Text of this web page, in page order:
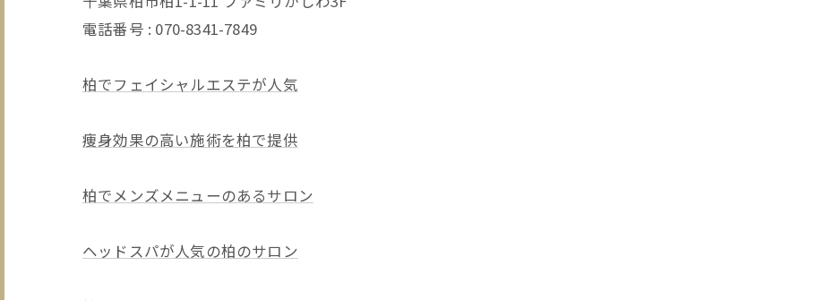
電話番号 : 070-8341-7849
柏でフェイシャルエステが人気
痩身効果の高い施術を柏で提供
柏でメンズメニューのあるサロン
ヘッドスパが人気の柏のサロン